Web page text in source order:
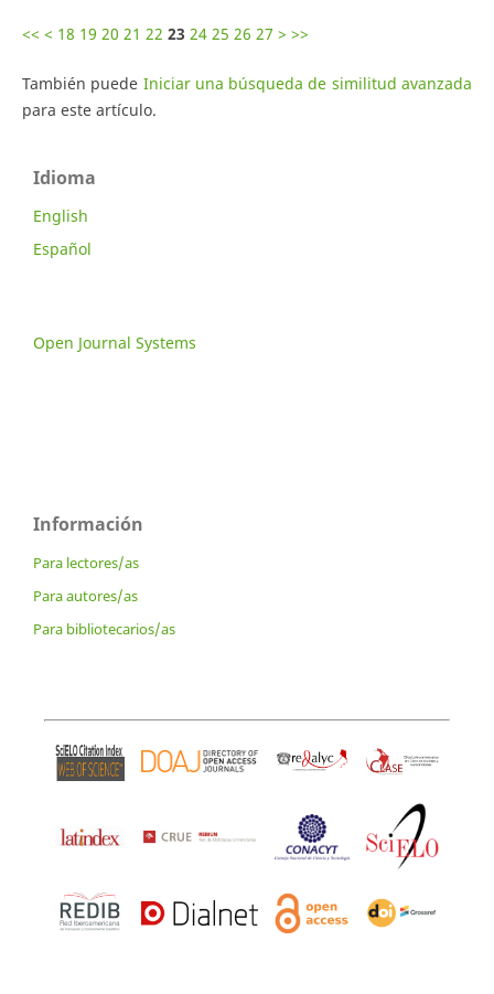
<< < 18 19 20 21 22 23 24 25 26 27 > >>
También puede Iniciar una búsqueda de similitud avanzada
para este artículo.
Idioma
English
Español
Open Journal Systems
Información
Para lectores/as
Para autores/as
Para bibliotecarios/as